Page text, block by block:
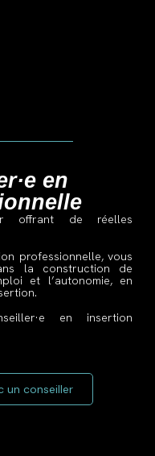
en
offrant de réelles
professionnelle, vous
la construction de
et l’autonomie, en
en insertion
un conseiller